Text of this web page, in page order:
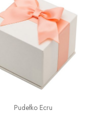
Pudełko Ecru